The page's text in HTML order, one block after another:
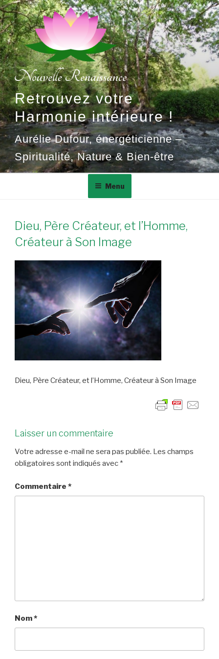
Aller
au
contenu
principal
Retrouvez votre
Harmonie intérieure !
Aurélie Dufour, énergéticienne –
Spiritualité, Nature & Bien-être
Menu
Dieu, Père Créateur, et l’Homme,
Créateur à Son Image
Dieu, Père Créateur, et l’Homme, Créateur à Son Image
Laisser un commentaire
Votre adresse e-mail ne sera pas publiée. Les champs
obligatoires sont indiqués avec *
Commentaire *
Nom*